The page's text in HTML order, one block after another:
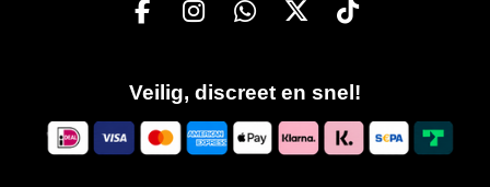
F
e
b
o
I
t
a
g
W
t
s
A
X
T
T
o
k
Veilig, discreet en snel!